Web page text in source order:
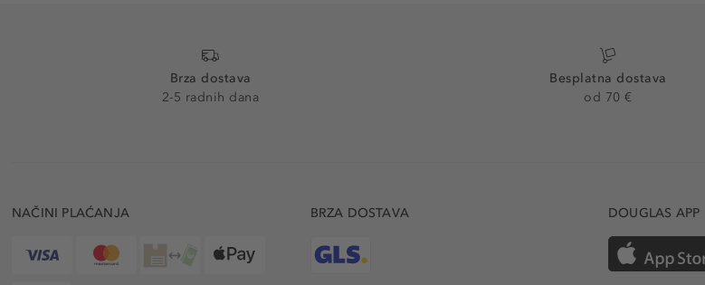
Brza dostava
2-5 radnih dana
Besplatna dostava
od 70 €
NAČINI PLAĆANJA BRZA DOSTAVA DOUGLAS APP